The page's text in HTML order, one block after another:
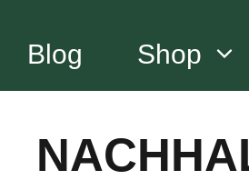
springen
Blog Shop